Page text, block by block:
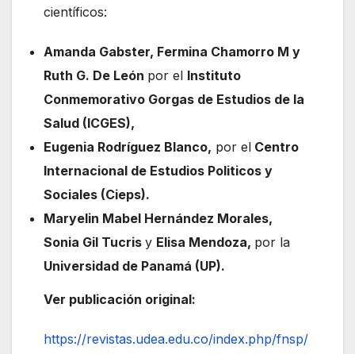
científicos:
Amanda Gabster, Fermina Chamorro M y
Ruth G. De León por el Instituto
Conmemorativo Gorgas de Estudios de la
Salud (ICGES),
Eugenia Rodríguez Blanco, por el Centro
Internacional de Estudios Politicos y
Sociales (Cieps).
Maryelin Mabel Hernández Morales,
Sonia Gil Tucris y Elisa Mendoza, por la
Universidad de Panamá (UP).
Ver publicación original:
https://revistas.udea.edu.co/index.php/fnsp/